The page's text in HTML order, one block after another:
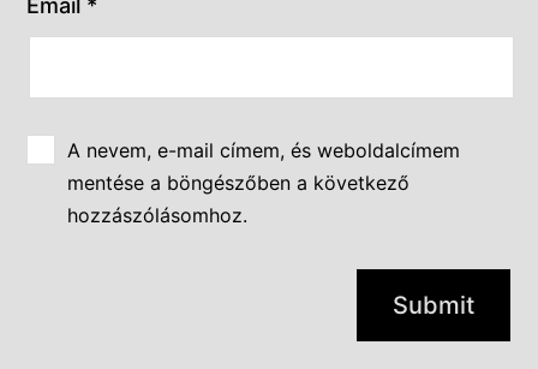
Email *
A nevem, e-mail címem, és weboldalcímem
mentése a böngészőben a következő
hozzászólásomhoz.